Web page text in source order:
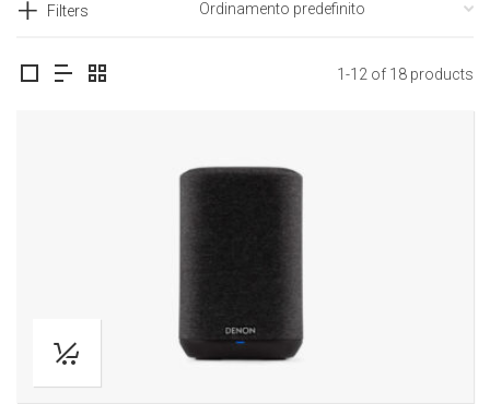
Filters
1-12 of 18 products